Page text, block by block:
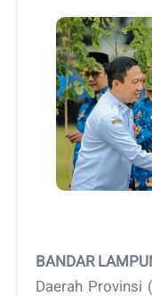
BANDAR
Daerah Provinsi